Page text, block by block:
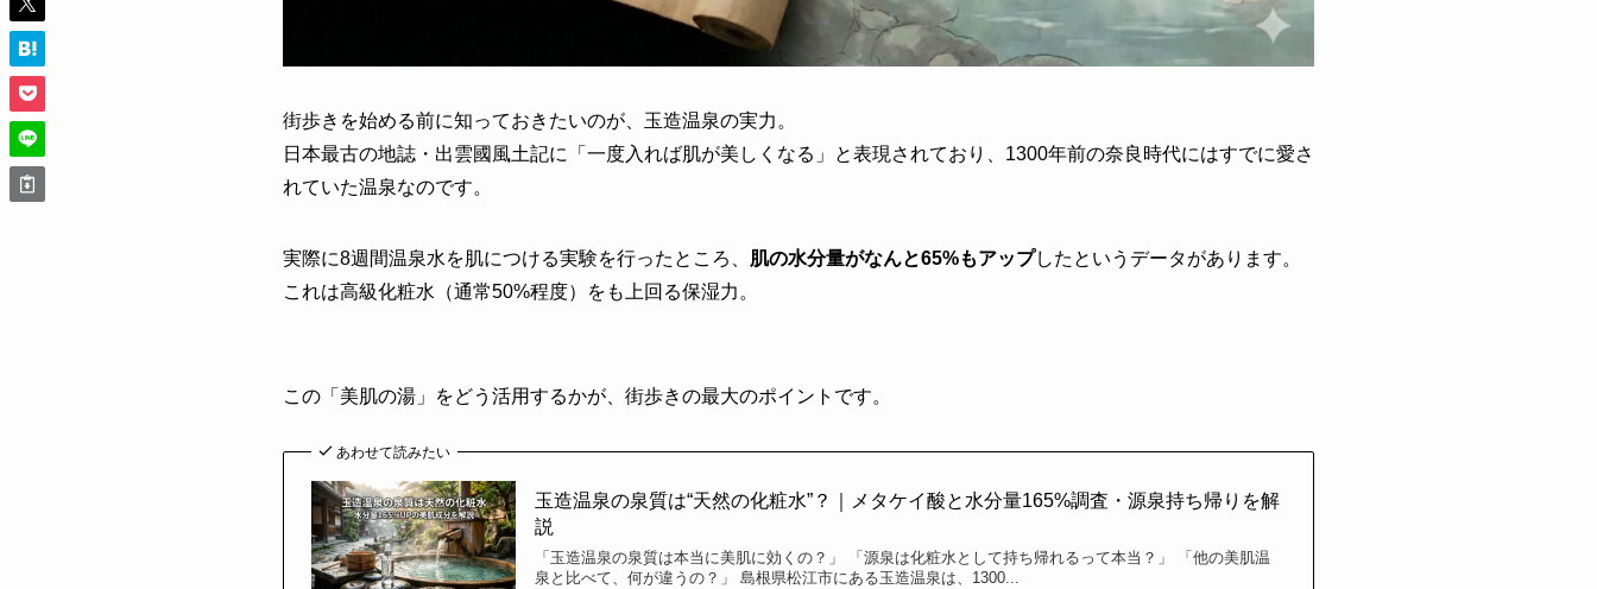
街歩きを始める前に知っておきたいのが、玉造温泉の実力。
日本最古の地誌・出雲國風土記に「一度入れば肌が美しくなる」と表現されており、1300年前の奈良時代にはすでに愛さ
れていた温泉なのです。
実際に8週間温泉水を肌につける実験を行ったところ、 肌の水分量がなんと65%もアップしたというデータがあります。
これは高級化粧水（通常50%程度）をも上回る保湿力。
この「美肌の湯」をどう活用するかが、街歩きの最大のポイントです。
あわせて読みたい
玉造温泉の泉質は“天然の化粧水”？｜メタケイ酸と水分量165%調査・源泉持ち帰りを解
説
「玉造温泉の泉質は本当に美肌に効くの？」 「源泉は化粧水として持ち帰れるって本当？」 「他の美肌温
泉と比べて、何が違うの？」 島根県松江市にある玉造温泉は、1300...